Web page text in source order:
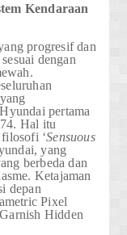
Kendaraan
progresif dan
dengan
pertama
Hal itu
‘Sensuous
yang
berbeda dan
Ketajaman
depan
Pixel
Hidden